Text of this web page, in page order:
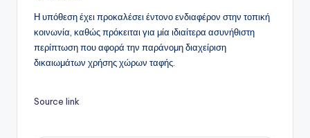
Η υπόθεση έχει προκαλέσει έντονο ενδιαφέρον στην τοπική
κοινωνία, καθώς πρόκειται για μία ιδιαίτερα ασυνήθιστη
περίπτωση που αφορά την παράνομη διαχείριση
δικαιωμάτων χρήσης χώρων ταφής.
Source link